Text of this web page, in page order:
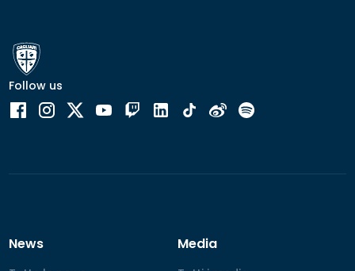
Follow us
News Media